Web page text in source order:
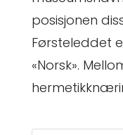
posisjonen
Førsteleddet
«Norsk».